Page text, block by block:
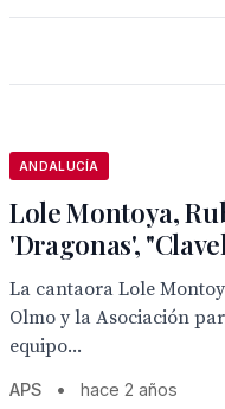
ANDALUCÍA
Lole Montoya,
'Dragonas',
‌‌La cantaora Lole
Olmo y la Asociación
equipo...
APS • hace 2 años